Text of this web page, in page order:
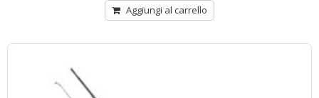
Aggiungi al carrello